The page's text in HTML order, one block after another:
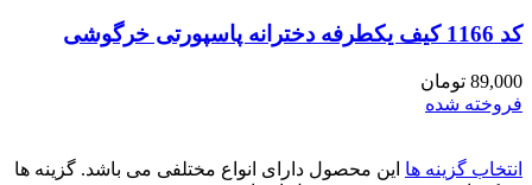
کد 1166 کیف یکطرفه دخترانه پاسپورتی خرگوشی
89,000 تومان
فروخته شده
انتخاب گزینه ها این محصول دارای انواع مختلفی می باشد. گزینه ها